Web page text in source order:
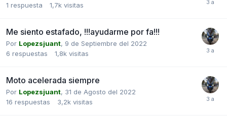
1 respuesta 1,7k visitas
Me siento estafado, !!!ayudarme por fa!!!
Por Lopezsjuant, 9 de Septiembre del 2022
6 respuestas 1,8k visitas
Moto acelerada siempre
Por Lopezsjuant, 31 de Agosto del 2022
16 respuestas 3,2k visitas